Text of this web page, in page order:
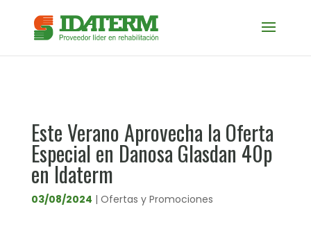
Este Verano Aprovecha la Oferta
Especial en Danosa Glasdan 40p
en Idaterm
03/08/2024 | Ofertas y Promociones